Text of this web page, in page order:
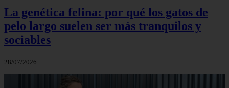
La genética felina: por qué los gatos de
pelo largo suelen ser más tranquilos y
sociables
28/07/2026